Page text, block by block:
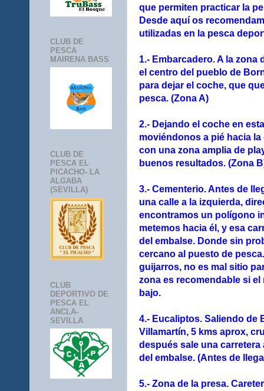
que permiten practicar la
Desde aquí os
utilizadas en la pesca
1.- Embarcadero. A la zona
el centro del pueblo de
para dejar el coche, que
pesca. (Zona A)
2.- Dejando el coche en
moviéndonos a pié hacia
con una zona amplia de
buenos resultados. (Zona
3.- Cementerio. Antes de
una calle a la izquierda,
encontramos un polígono
metemos hacia él, y esa
del embalse. Donde sin
cercano al puesto de
guijarros, no es mal sitio
zona es recomendable si
bajo.
4.- Eucaliptos. Saliendo de
Villamartín, 5 kms aprox,
después sale una
del embalse. (Antes de
5.- Zona de la presa.
CLUB DE
PESCA
MAIRENA BASS
CLUB DE
PESCA EL
PICACHO- LA
ALGABA
(SEVILLA)
CLUB
DEPORTIVO DE
PESCA EL
ANCLA-
SEVILLA